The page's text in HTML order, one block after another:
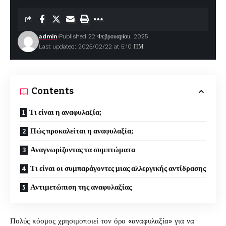
Last updated: 2025/02/22 at 5:10 ΠΜ
admin Published 22 Φεβρουαρίου, 2025
Contents
Τι είναι η αναφυλαξία;
Πώς προκαλείται η αναφυλαξία;
Αναγνωρίζοντας τα συμπτώματα
Τι είναι οι συμπαράγοντες μιας αλλεργικής αντίδρασης
Αντιμετώπιση της αναφυλαξίας
Πολύς κόσμος χρησιμοποιεί τον όρο «αναφυλαξία» για να